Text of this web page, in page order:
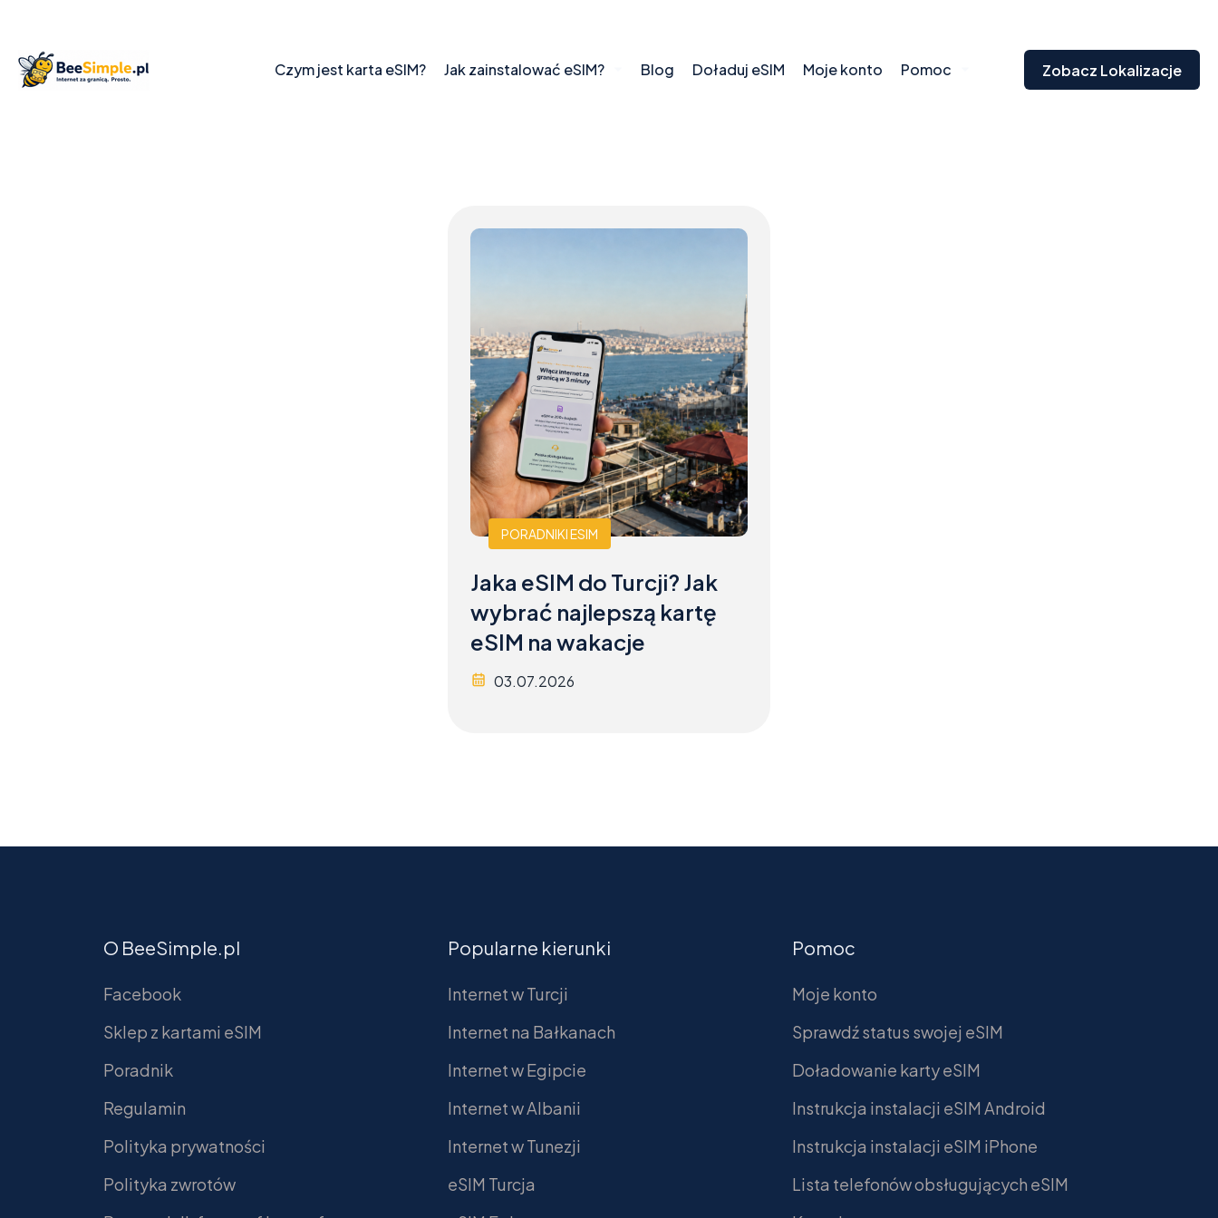
Czym jest karta eSIM? Jak zainstalować eSIM? Blog Doładuj eSIM Moje konto Pomoc Zobacz Lokalizacje
PORADNIKI ESIM
Jaka eSIM do Turcji? Jak
wybrać najlepszą kartę
eSIM na wakacje
03.07.2026
O BeeSimple.pl
Facebook
Sklep z kartami eSIM
Poradnik
Regulamin
Polityka prywatności
Polityka zwrotów
Popularne kierunki
Internet w Turcji
Internet na Bałkanach
Internet w Egipcie
Internet w Albanii
Internet w Tunezji
eSIM Turcja
Pomoc
Moje konto
Sprawdź status swojej eSIM
Doładowanie karty eSIM
Instrukcja instalacji eSIM Android
Instrukcja instalacji eSIM iPhone
Lista telefonów obsługujących eSIM